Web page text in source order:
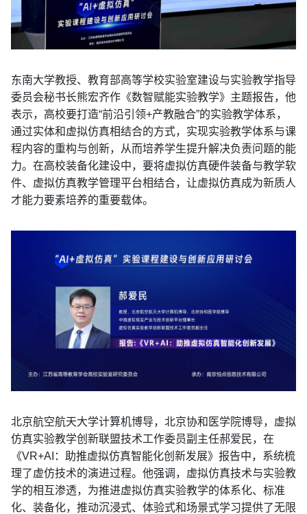
东南大学教授、教育部高等学校实验室建设与实验教学指导
委员会秘书长熊宏齐作《数智赋能实验教学》主题报告，他
表示，高校要打造“前沿引领+产教融合”的实验教学体系，
通过实体和虚拟仿真相结合的方式，实现实验教学体系与课
程内容的重构与创新，从而培养学生提升解决负责问题的能
力。在高校装备化建设中，要将虚拟仿真硬件装备与教学软
件、虚拟仿真教学管理平台相结合，让虚拟仿真成为新质人
才能力要素培养的重要载体。
北京航空航天大学计算机博导，北京协和医学院博导，虚拟
仿真实验教学创新联盟技术工作委员副主任郝爱民，在
《VR+AI：助推虚拟仿真智能化创新发展》报告中，系统梳
理了虚仿技术的演进过程。他强调，虚拟仿真技术与实验教
学的相互渗透，为推进虚拟仿真实验教学的体系化、标准
化、装备化，推动沉浸式、体验式和场景式学习提供了无限